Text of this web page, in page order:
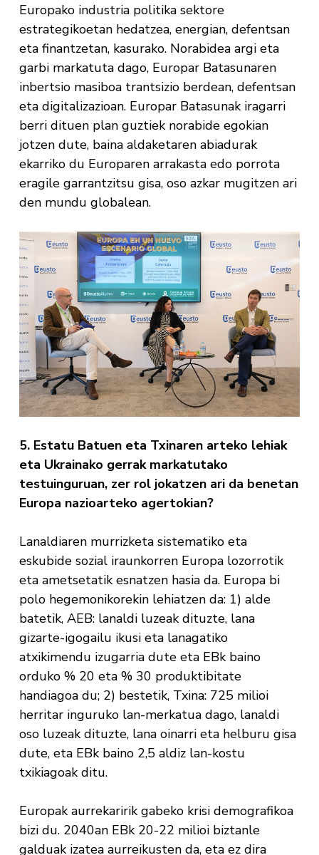
Europako industria politika sektore
estrategikoetan hedatzea, energian, defentsan
eta finantzetan, kasurako. Norabidea argi eta
garbi markatuta dago, Europar Batasunaren
inbertsio masiboa trantsizio berdean, defentsan
eta digitalizazioan. Europar Batasunak iragarri
berri dituen plan guztiek norabide egokian
jotzen dute, baina aldaketaren abiadurak
ekarriko du Europaren arrakasta edo porrota
eragile garrantzitsu gisa, oso azkar mugitzen ari
den mundu globalean.
5. Estatu Batuen eta Txinaren arteko lehiak
eta Ukrainako gerrak markatutako
testuinguruan, zer rol jokatzen ari da benetan
Europa nazioarteko agertokian?
Lanaldiaren murrizketa sistematiko eta
eskubide sozial iraunkorren Europa lozorrotik
eta ametsetatik esnatzen hasia da. Europa bi
polo hegemonikorekin lehiatzen da: 1) alde
batetik, AEB: lanaldi luzeak dituzte, lana
gizarte-igogailu ikusi eta lanagatiko
atxikimendu izugarria dute eta EBk baino
orduko % 20 eta % 30 produktibitate
handiagoa du; 2) bestetik, Txina: 725 milioi
herritar inguruko lan-merkatua dago, lanaldi
oso luzeak dituzte, lana oinarri eta helburu gisa
dute, eta EBk baino 2,5 aldiz lan-kostu
txikiagoak ditu.
Europak aurrekaririk gabeko krisi demografikoa
bizi du. 2040an EBk 20-22 milioi biztanle
galduak izatea aurreikusten da, eta ez dira